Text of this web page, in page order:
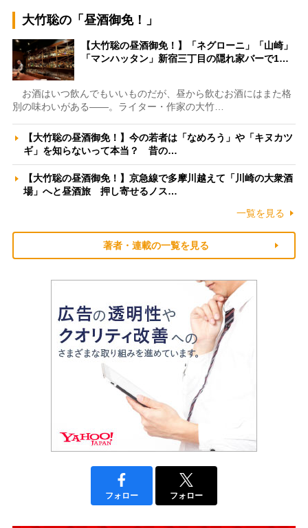
大竹聡の「昼酒御免！」
【大竹聡の昼酒御免！】「ネグローニ」「山崎」
「マンハッタン」新宿三丁目の隠れ家バーで1…
お酒はいつ飲んでもいいものだが、昼から飲むお酒にはまた格
別の味わいがある――。ライター・作家の大竹…
【大竹聡の昼酒御免！】今の若者は「なめろう」や「キヌカツ
ギ」を知らないって本当？ 昔の…
【大竹聡の昼酒御免！】京急線で多摩川越えて「川崎の大衆酒
場」へと昼酒旅 押し寄せるノス…
一覧を見る
著者・連載の一覧を見る
フォロー フォロー